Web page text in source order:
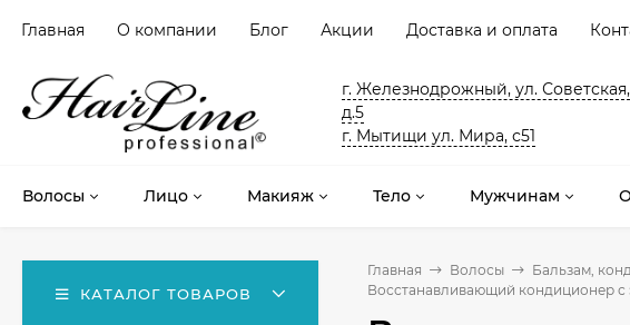
Главная О компании Блог Акции Доставка и оплата
г. Железнодрожный, ул. Советская,
д.5
г. Мытищи ул. Мира, с51
Волосы Лицо Макияж Тело Мужчинам
КАТАЛОГ ТОВАРОВ
Главная Волосы
Бальзам,
Восстанавливающий кондиционер с